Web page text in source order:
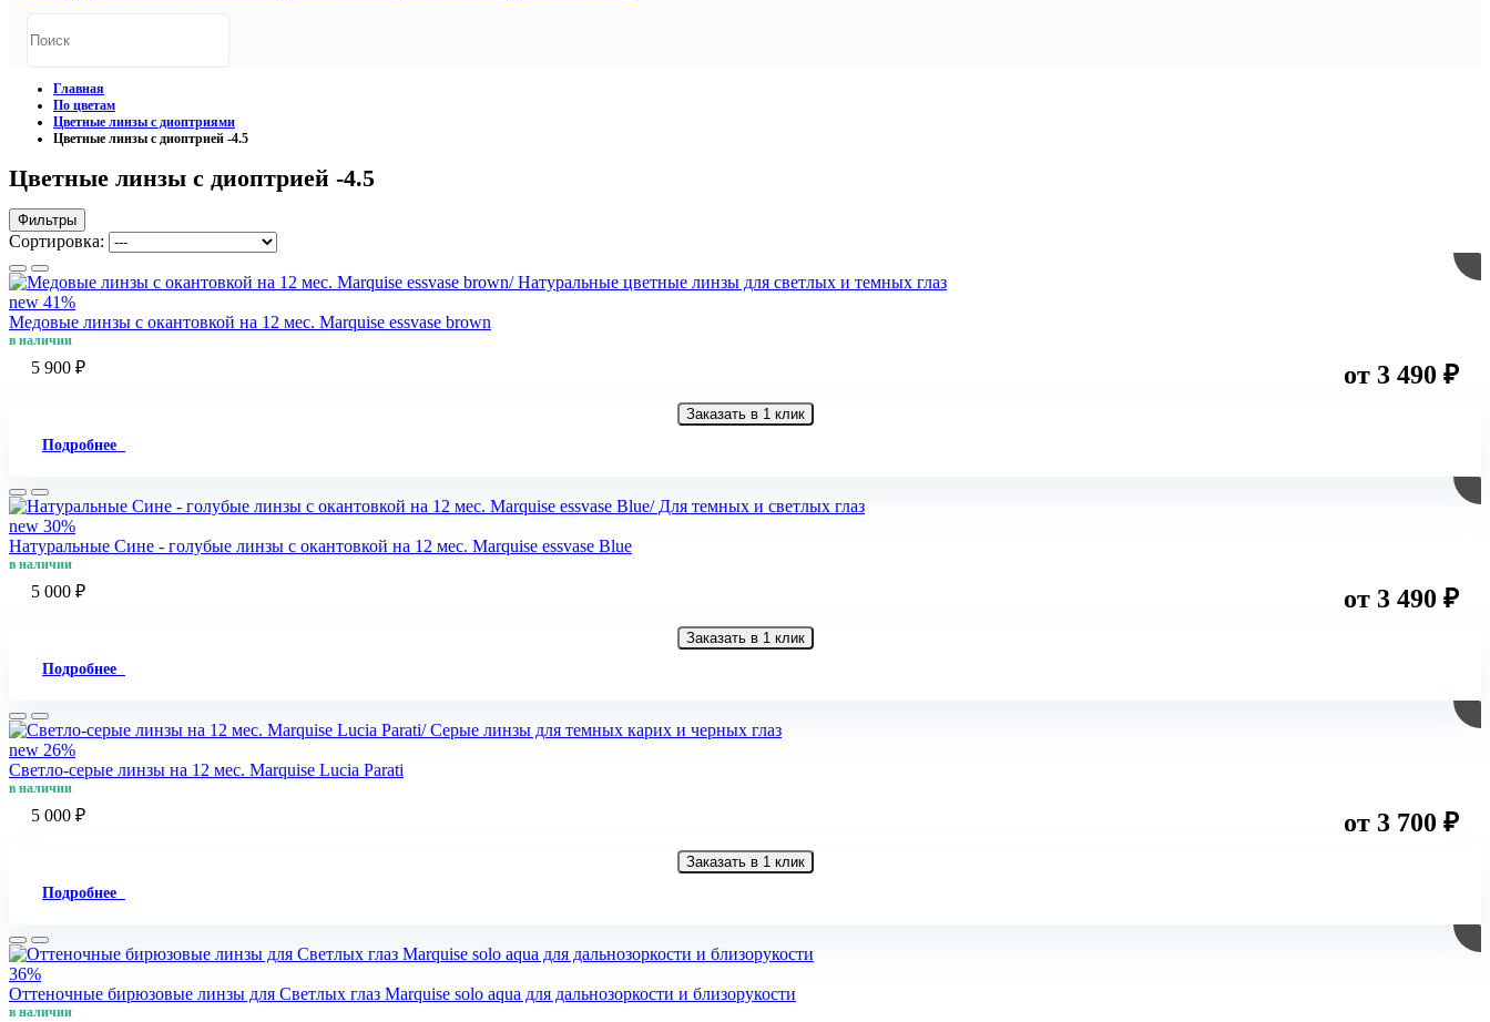
Главная
По цветам
Цветные линзы с диоптриями
Цветные линзы с диоптрией -4.5
Цветные линзы с диоптрией -4.5
Фильтры
Сортировка:
new 41%
Медовые линзы c окантовкой на 12 мес. Marquise essvase brown
в наличии
5 900 ₽ от 3 490 ₽
Заказать в 1 клик
Подробнее
new 30%
Натуральные Сине - голубые линзы c окантовкой на 12 мес. Marquise essvase Blue
в наличии
5 000 ₽ от 3 490 ₽
Заказать в 1 клик
Подробнее
new 26%
Светло-серые линзы на 12 мес. Marquise Lucia Parati
в наличии
5 000 ₽ от 3 700 ₽
Заказать в 1 клик
Подробнее
36%
Оттеночные бирюзовые линзы для Светлых глаз Marquise solo aqua для дальнозоркости и близорукости
в наличии